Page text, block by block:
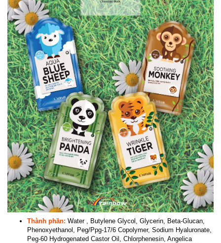
Thành phần: Water , Butylene Glycol, Glycerin, Beta-Glucan,
Phenoxyethanol, Peg/Ppg-17/6 Copolymer, Sodium Hyaluronate,
Peg-60 Hydrogenated Castor Oil, Chlorphenesin, Angelica